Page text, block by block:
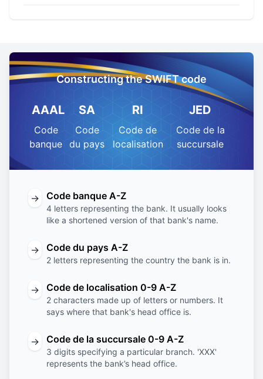
Constructing the SWIFT code
AAAL
Code
banque
SA
Code
du pays
RI
Code de
localisation
JED
Code de la
succursale
→ Code banque A-Z
4 letters representing the bank. It usually looks
like a shortened version of that bank's name.
→ Code du pays A-Z
2 letters representing the country the bank is in.
→ Code de localisation 0-9 A-Z
2 characters made up of letters or numbers. It
says where that bank's head office is.
→ Code de la succursale 0-9 A-Z
3 digits specifying a particular branch. 'XXX'
represents the bank’s head office.